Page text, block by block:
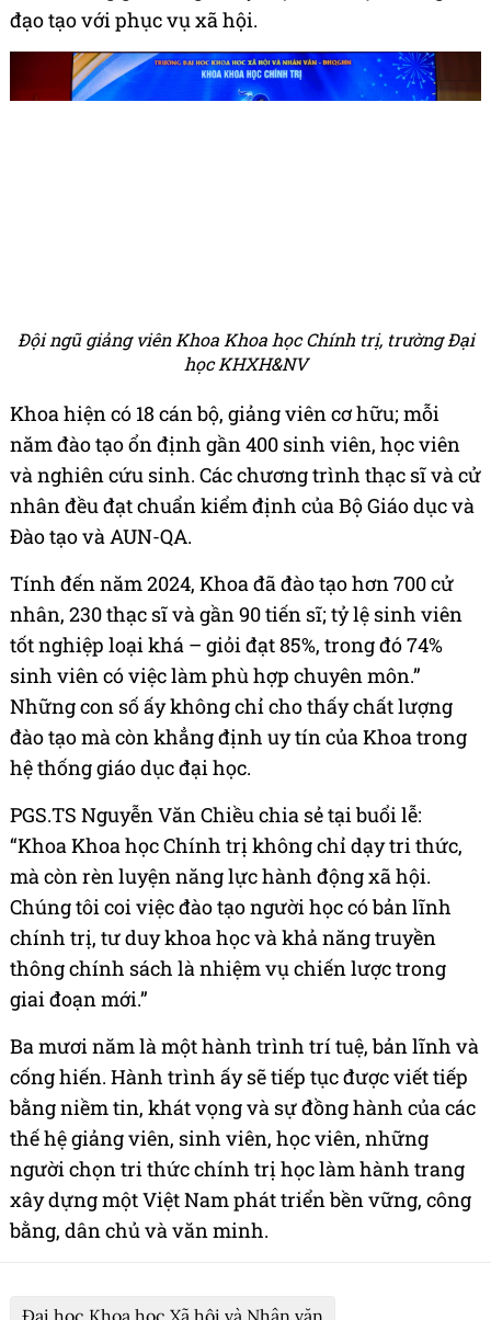
đạo tạo với phục vụ xã hội.
Đội ngũ giảng viên Khoa Khoa học Chính trị, trường Đại
học KHXH&NV
Khoa hiện có 18 cán bộ, giảng viên cơ hữu; mỗi
năm đào tạo ổn định gần 400 sinh viên, học viên
và nghiên cứu sinh. Các chương trình thạc sĩ và cử
nhân đều đạt chuẩn kiểm định của Bộ Giáo dục và
Đào tạo và AUN-QA.
Tính đến năm 2024, Khoa đã đào tạo hơn 700 cử
nhân, 230 thạc sĩ và gần 90 tiến sĩ; tỷ lệ sinh viên
tốt nghiệp loại khá – giỏi đạt 85%, trong đó 74%
sinh viên có việc làm phù hợp chuyên môn.”
Những con số ấy không chỉ cho thấy chất lượng
đào tạo mà còn khẳng định uy tín của Khoa trong
hệ thống giáo dục đại học.
PGS.TS Nguyễn Văn Chiều chia sẻ tại buổi lễ:
“Khoa Khoa học Chính trị không chỉ dạy tri thức,
mà còn rèn luyện năng lực hành động xã hội.
Chúng tôi coi việc đào tạo người học có bản lĩnh
chính trị, tư duy khoa học và khả năng truyền
thông chính sách là nhiệm vụ chiến lược trong
giai đoạn mới.”
Ba mươi năm là một hành trình trí tuệ, bản lĩnh và
cống hiến. Hành trình ấy sẽ tiếp tục được viết tiếp
bằng niềm tin, khát vọng và sự đồng hành của các
thế hệ giảng viên, sinh viên, học viên, những
người chọn tri thức chính trị học làm hành trang
xây dựng một Việt Nam phát triển bền vững, công
bằng, dân chủ và văn minh.
Đại học Khoa học Xã hội và Nhân văn